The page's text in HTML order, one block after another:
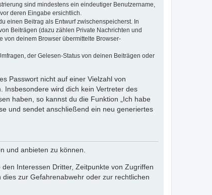
sind mindestens ein eindeutiger Benutzername,
deren Eingabe ersichtlich.
einen Beitrag als Entwurf zwischenspeicherst. In
Beiträgen (dazu zählen Private Nachrichten und
von deinem Browser übermittelte Browser-
der Gelesen-Status von deinen Beiträgen oder
Passwort nicht auf einer Vielzahl von
Insbesondere wird dich kein Vertreter des
haben, so kannst du die Funktion „Ich habe
und sendet anschließend ein neu generiertes
und anbieten zu können.
Interessen Dritter, Zeitpunkte von Zugriffen
zur Gefahrenabwehr oder zur rechtlichen